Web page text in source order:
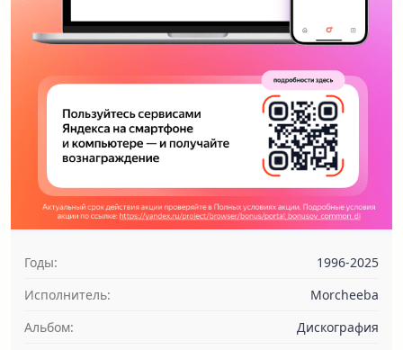
Годы:
1996-2025
Исполнитель:
Morcheeba
Альбом:
Дискография